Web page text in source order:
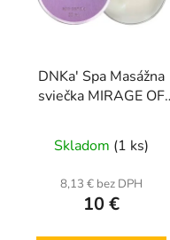
DNKa' Spa Masážna
sviečka MIRAGE OF
Skladom (1 ks)
8,13 € bez DPH
10 €